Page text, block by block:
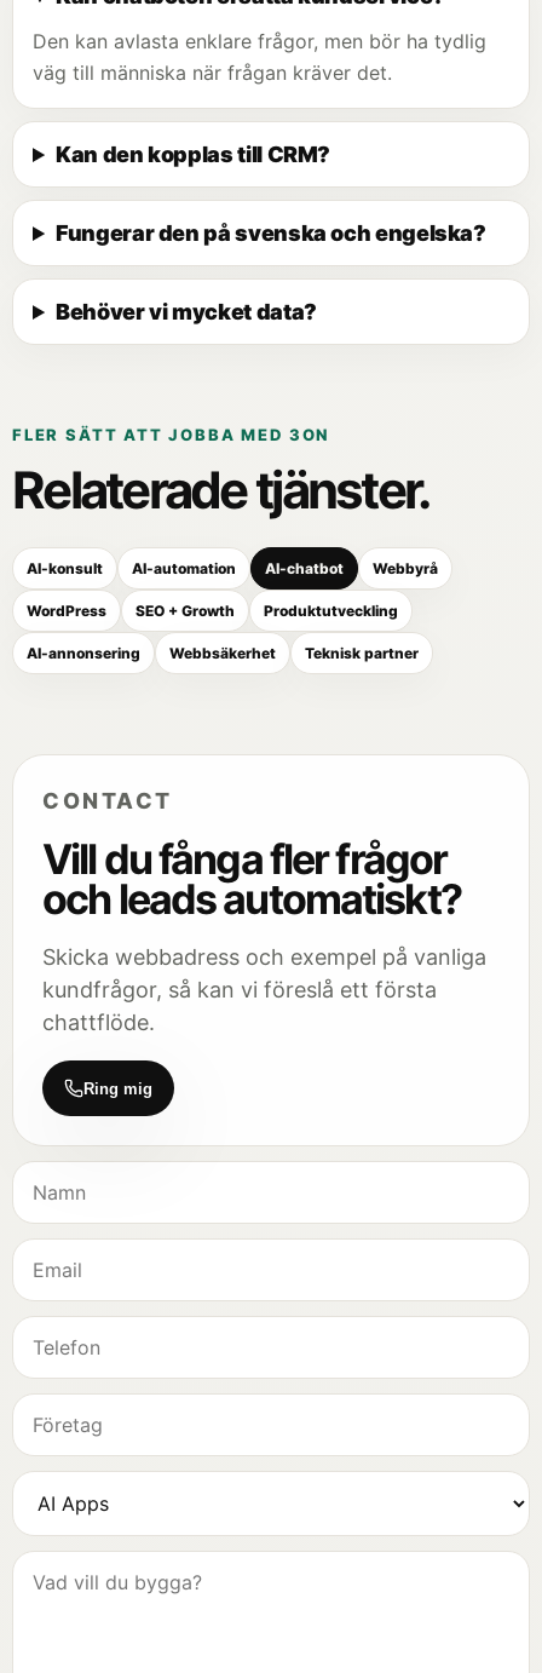
Den kan avlasta enklare frågor, men bör ha tydlig
väg till människa när frågan kräver det.
Kan den kopplas till CRM?
Fungerar den på svenska och engelska?
Behöver vi mycket data?
FLER SÄTT ATT JOBBA MED 3ON
Relaterade tjänster.
AI-konsult AI-automation AI-chatbot Webbyrå
WordPress SEO + Growth Produktutveckling
AI-annonsering Webbsäkerhet Teknisk partner
CONTACT
Vill du fånga fler frågor
och leads automatiskt?
Skicka webbadress och exempel på vanliga
kundfrågor, så kan vi föreslå ett första
chattflöde.
Ring mig